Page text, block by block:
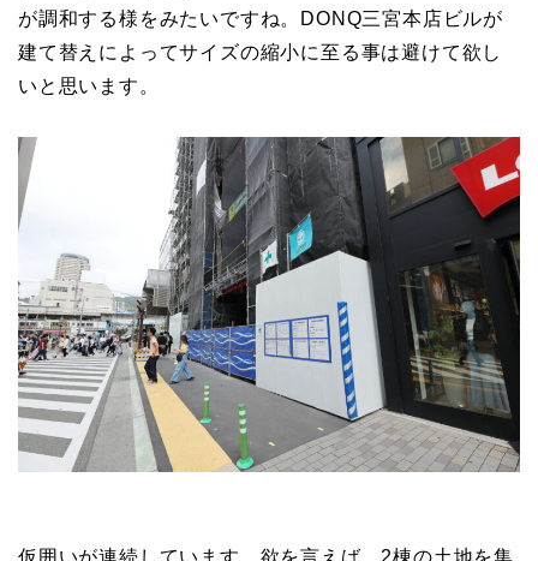
が調和する様をみたいですね。DONQ三宮本店ビルが
建て替えによってサイズの縮小に至る事は避けて欲し
いと思います。